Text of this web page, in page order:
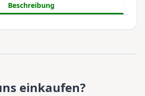
Beschreibung
einkaufen?